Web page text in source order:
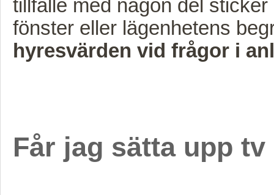
tillfälle med någon del
fönster eller lägenhetens
hyresvärden vid frågor i
Får jag sätta upp